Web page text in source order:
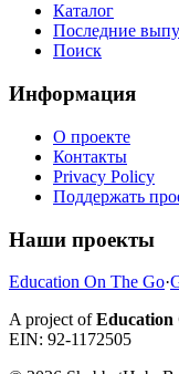
Каталог
Последние
Поиск
Информация
О проекте
Контакты
Privacy Policy
Поддержать
Наши проекты
Education On The Go·
A project ofEducation
EIN: 92-1172505